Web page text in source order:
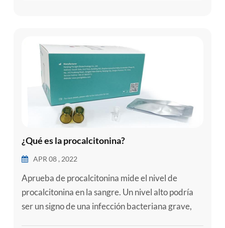
¿Qué es la procalcitonina?
APR 08 , 2022
Aprueba de procalcitonina mide el nivel de
procalcitonina en la sangre. Un nivel alto podría
ser un signo de una infección bacteriana grave,